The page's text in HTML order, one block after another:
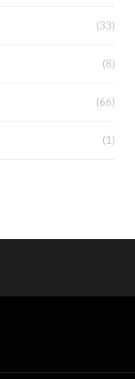
(33)
(8)
(66)
(1)